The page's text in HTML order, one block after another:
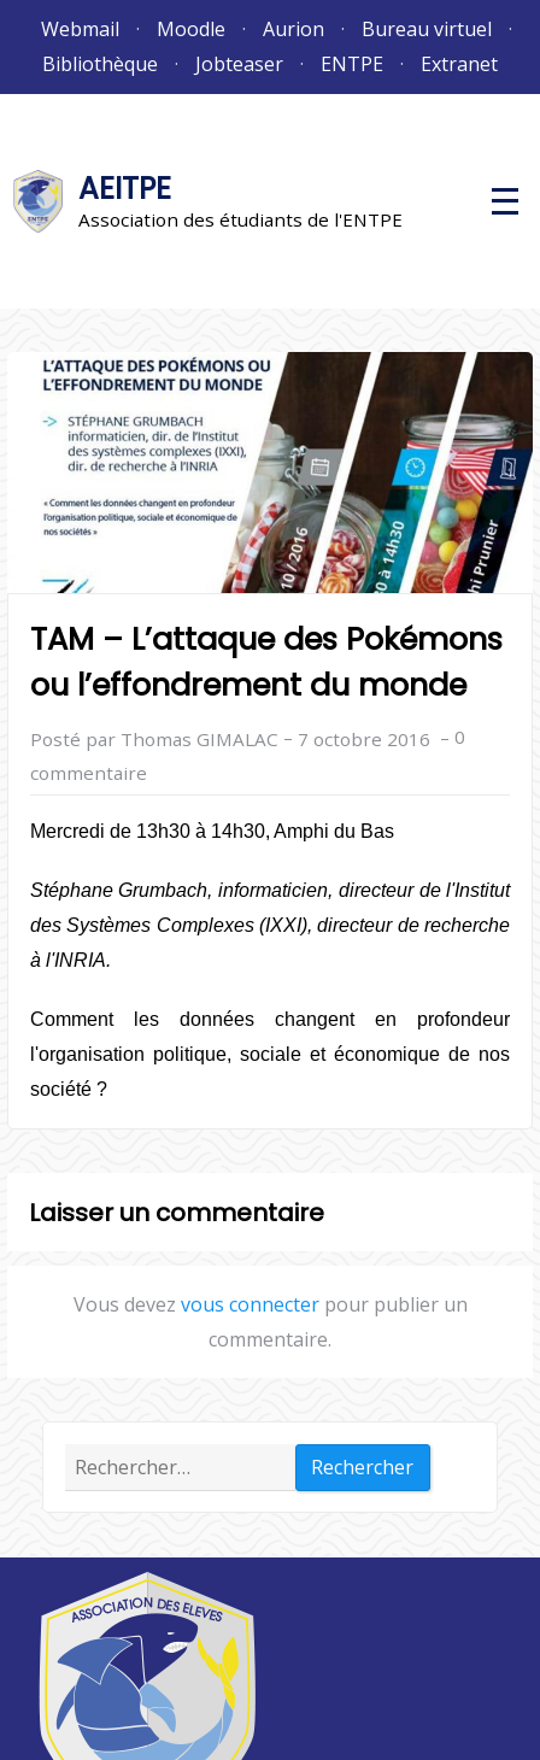
Webmail Moodle Aurion
Bureau virtuel
Bibliothèque
Jobteaser ENTPE Extranet
AEITPE
Association des étudiants de l'ENTPE
M
e
c
l
TAM – L’attaque des Pokémons
ou l’effondrement du monde
Posté par Thomas GIMALAC – 7 octobre 2016 – 0
commentaire
Mercredi de 13h30 à 14h30, Amphi du Bas
Stéphane Grumbach, informaticien, directeur de l'Institut
des Systèmes Complexes (IXXI), directeur de recherche
à l'INRIA.
Comment les données changent en profondeur
l'organisation politique, sociale et économique de nos
société ?
Laisser un commentaire
Vous devez vous connecterpour publier un
commentaire.
Rechercher :